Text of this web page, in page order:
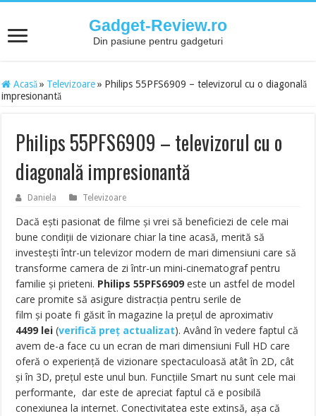
Gadget-Review.ro
Din pasiune pentru gadgeturi
Acasă » Televizoare » Philips 55PFS6909 – televizorul cu o diagonală
impresionantă
Philips 55PFS6909 – televizorul cu o
diagonală impresionantă
Daniela Televizoare
Dacă eşti pasionat de filme şi vrei să beneficiezi de cele mai
bune condiții de vizionare chiar la tine acasă, merită să
investeşti într-un televizor modern de mari dimensiuni care să
transforme camera de zi într-un mini-cinematograf pentru
familie şi prieteni. Philips 55PFS6909 este un astfel de model
care promite să asigure distracția pentru serile de
film și poate fi găsit în magazine la prețul de aproximativ
4499 lei (verifică preț actualizat). Având în vedere faptul că
avem de-a face cu un ecran de mari dimensiuni Full HD care
oferă o experiență de vizionare spectaculoasă atât în 2D, cât
şi în 3D, prețul este unul bun. Funcțiile Smart nu sunt cele mai
performante, dar este de apreciat faptul că e posibilă
conexiunea la internet. Conectivitatea este extinsă, aşa că